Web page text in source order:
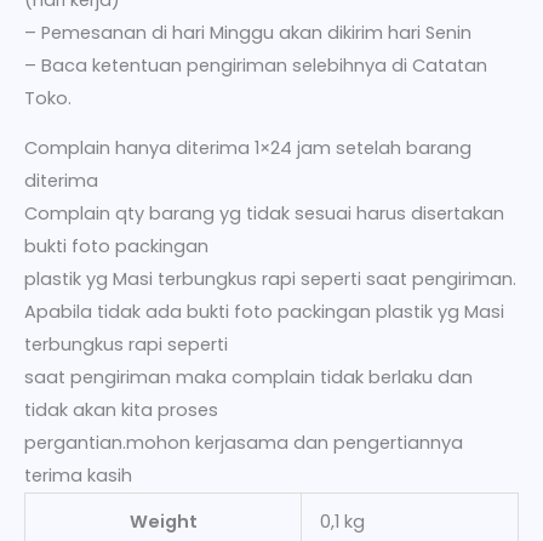
– Pemesanan di hari Minggu akan dikirim hari Senin
– Baca ketentuan pengiriman selebihnya di Catatan
Toko.
Complain hanya diterima 1×24 jam setelah barang
diterima
Complain qty barang yg tidak sesuai harus disertakan
bukti foto packingan
plastik yg Masi terbungkus rapi seperti saat pengiriman.
Apabila tidak ada bukti foto packingan plastik yg Masi
terbungkus rapi seperti
saat pengiriman maka complain tidak berlaku dan
tidak akan kita proses
pergantian.mohon kerjasama dan pengertiannya
terima kasih
Weight
0,1 kg